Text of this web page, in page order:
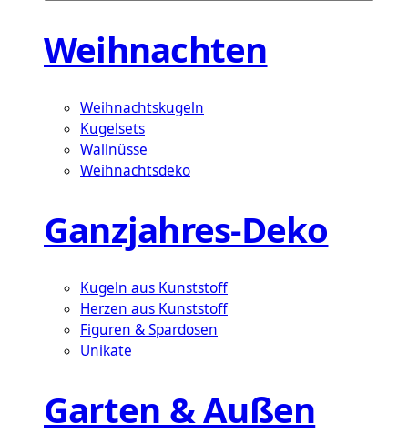
Weihnachten
Weihnachtskugeln
Kugelsets
Wallnüsse
Weihnachtsdeko
Ganzjahres-Deko
Kugeln aus Kunststoff
Herzen aus Kunststoff
Figuren & Spardosen
Unikate
Garten & Außen